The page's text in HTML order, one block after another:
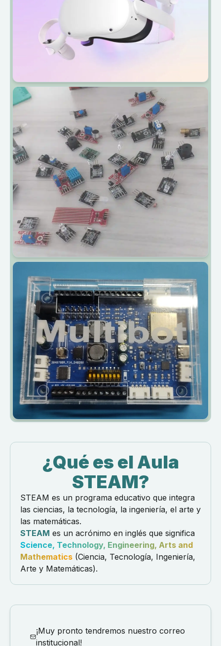
¿Qué es el Aula
STEAM?
STEAM es un programa educativo que integra
las ciencias, la tecnología, la ingeniería, el arte y
las matemáticas.
STEAM es un acrónimo en inglés que significa
Science, Technology, Engineering, Arts and
Mathematics (Ciencia, Tecnología, Ingeniería,
Arte y Matemáticas).
¡Muy pronto tendremos nuestro correo
institucional!